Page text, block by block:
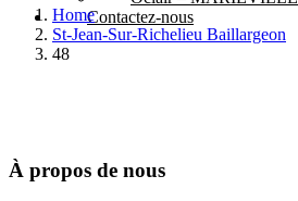
Contactez-nous
Home
St-Jean-Sur-Richelieu Baillargeon
48
À propos de nous